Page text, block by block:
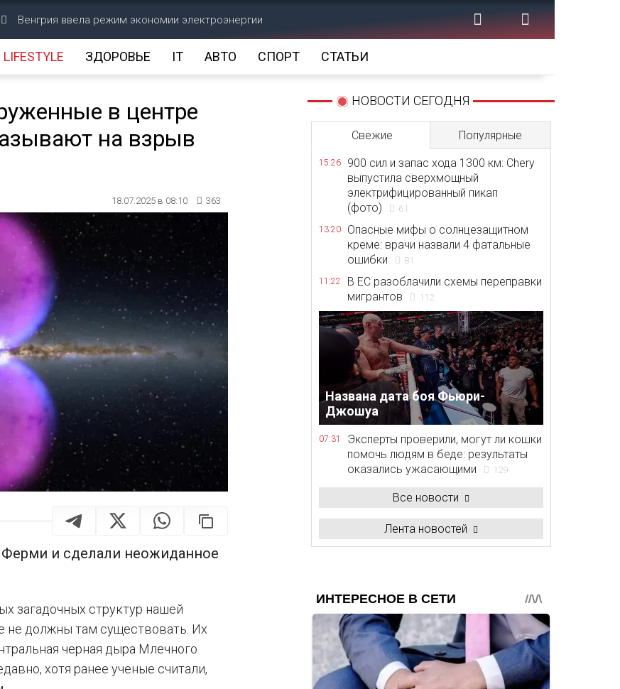
Венгрия ввела режим экономии электроэнергии
LIFESTYLE ЗДОРОВЬЕ IT АВТО СПОРТ СТАТЬИ
в центре
на взрыв
18.07.2025 в 08:10 363
и сделали неожиданное
загадочных структур нашей
не должны там существовать. Их
черная дыра Млечного
хотя ранее ученые считали,
НОВОСТИ СЕГОДНЯ
Свежие Популярные
15:26
900 сил и запас хода 1300 км: Chery
выпустила сверхмощный
электрифицированный пикап
(фото)
61
13:20
Опасные мифы о солнцезащитном
креме: врачи назвали 4 фатальные
ошибки
81
11:22
В ЕС разоблачили схемы переправки
мигрантов
112
Названа дата боя Фьюри-
Джошуа
07:31
Эксперты проверили, могут ли кошки
помочь людям в беде: результаты
оказались ужасающими
129
Все новости
Лента новостей